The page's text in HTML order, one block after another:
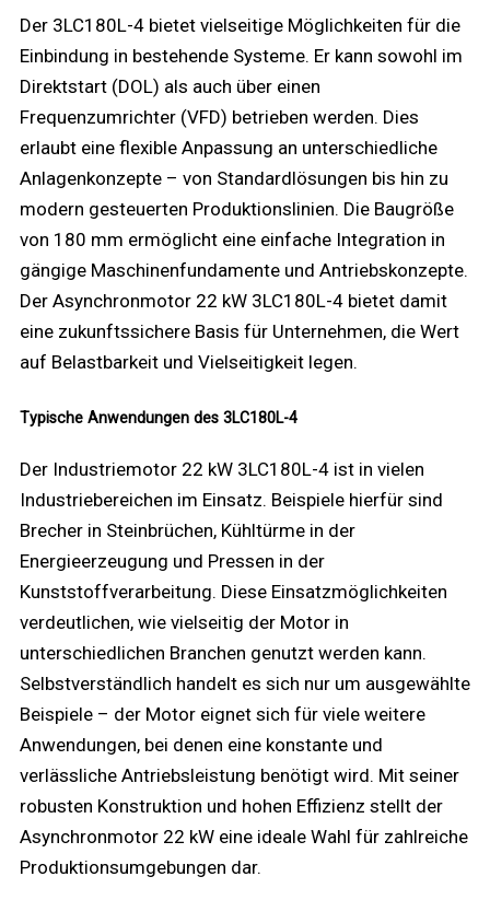
Der 3LC180L-4 bietet vielseitige Möglichkeiten für die
Einbindung in bestehende Systeme. Er kann sowohl im
Direktstart (DOL) als auch über einen
Frequenzumrichter (VFD) betrieben werden. Dies
erlaubt eine flexible Anpassung an unterschiedliche
Anlagenkonzepte – von Standardlösungen bis hin zu
modern gesteuerten Produktionslinien. Die Baugröße
von 180 mm ermöglicht eine einfache Integration in
gängige Maschinenfundamente und Antriebskonzepte.
Der Asynchronmotor 22 kW 3LC180L-4 bietet damit
eine zukunftssichere Basis für Unternehmen, die Wert
auf Belastbarkeit und Vielseitigkeit legen.
Typische Anwendungen des 3LC180L-4
Der Industriemotor 22 kW 3LC180L-4 ist in vielen
Industriebereichen im Einsatz. Beispiele hierfür sind
Brecher in Steinbrüchen, Kühltürme in der
Energieerzeugung und Pressen in der
Kunststoffverarbeitung. Diese Einsatzmöglichkeiten
verdeutlichen, wie vielseitig der Motor in
unterschiedlichen Branchen genutzt werden kann.
Selbstverständlich handelt es sich nur um ausgewählte
Beispiele – der Motor eignet sich für viele weitere
Anwendungen, bei denen eine konstante und
verlässliche Antriebsleistung benötigt wird. Mit seiner
robusten Konstruktion und hohen Effizienz stellt der
Asynchronmotor 22 kW eine ideale Wahl für zahlreiche
Produktionsumgebungen dar.